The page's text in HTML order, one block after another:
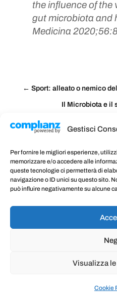
Gestisci
Per fornire le migliori esperienze,
memorizzare e/o accedere alle
queste tecnologie ci permetterà di
navigazione o ID unici su questo sito.
può influire negativamente su alcune
Visualizza
Cookie
the influence of the
gut microbiota and
Medicina
← Sport: alleato o nemico
Il Microbiota e il
Post correlati